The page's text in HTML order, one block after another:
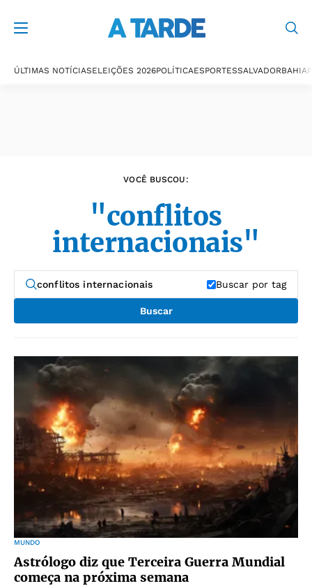
ÚLTIMAS NOTÍCIASELEIÇÕES 2026POLÍTICAESPORTESSALVADORBAHIA
VOCÊ BUSCOU:
"conflitos
internacionais"
Buscar por tag
Buscar
MUNDO
Astrólogo diz que Terceira Guerra Mundial
começa na próxima semana